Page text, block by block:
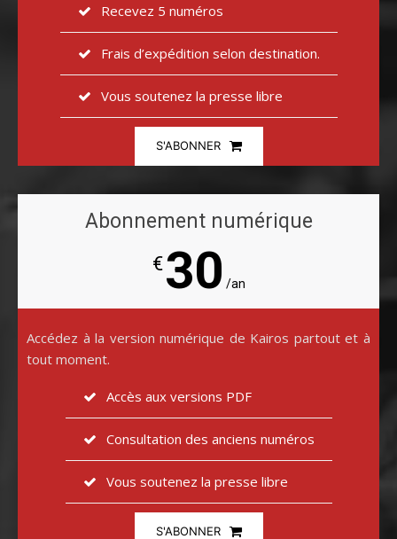
Recevez 5 numéros
Frais d’expédition selon destination.
Vous soutenez la presse libre
S'ABONNER
Abonnement numérique
€30 /an
Accédez à la version numérique de Kairos partout et à
tout moment.
Accès aux versions PDF
Consultation des anciens numéros
Vous soutenez la presse libre
S'ABONNER